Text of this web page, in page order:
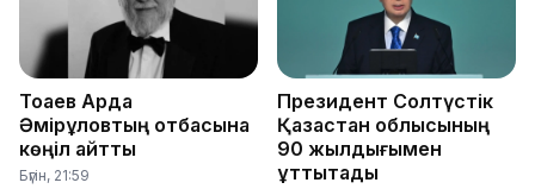
Тоқаев Ардақ
Әмірқұловтың отбасына
көңіл айтты
Бүгін, 21:59
Президент Солтүстік
Қазақстан облысының
90 жылдығымен
құттықтады